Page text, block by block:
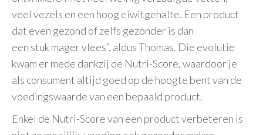
veel vezels en een hoog eiwitgehalte. Een product
dat even gezond of zelfs gezonder is dan
een stuk mager vlees”, aldus Thomas. Die evolutie
kwam er mede dankzij de Nutri-Score, waardoor je
als consument altijd goed op de hoogte bent van de
voedingswaarde van een bepaald product.
Enkel de Nutri-Score van een product verbeteren is